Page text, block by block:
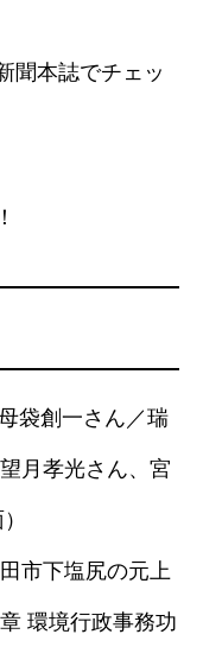
聞本誌でチェッ
袋創一さん／瑞
月孝光さん、宮
市下塩尻の元上
環境行政事務功